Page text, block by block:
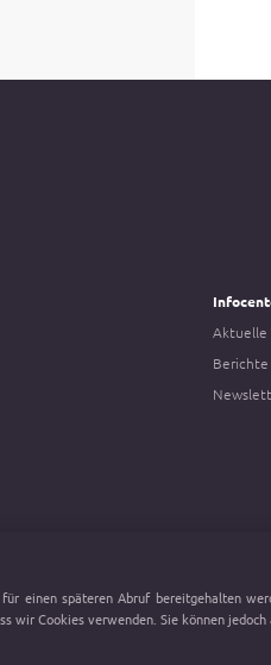
Aktuelle
Berichte
einen späteren Abruf bereitgehalten
wir Cookies verwenden. Sie können